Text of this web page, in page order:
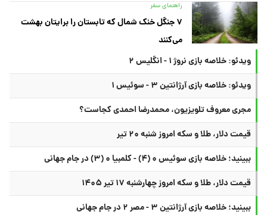
راهنمای سفر
۷ جنگل خنک شمال که تابستان را برایتان بهشت
می‌کنند
ویدئو: خلاصه بازی نروژ ۱ - انگلیس ۲
ویدئو: خلاصه بازی آرژانتین ۳ - سوئیس ۱
مجری معروف تلویزیون، محمدرضا احمدی کجاست؟
قیمت دلار، طلا و سکه امروز شنبه ۲۰ تیر
ببینید؛ خلاصه بازی سوئیس ۰ (۴) - کلمبیا ۰ (۳) در جام جهانی
قیمت دلار، طلا و سکه امروز چهارشنبه ۱۷ تیر ۱۴۰۵
ببینید؛ خلاصه بازی آرژانتین ۳ - مصر ۲ در جام جهانی